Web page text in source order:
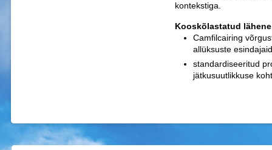
kontekstiga.
Kooskõlastatud
Camfilcairing
allüksuste esindajaid
standardiseeritud
jätkusuutlikkuse